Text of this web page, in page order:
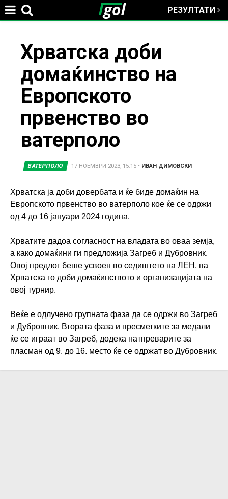
РЕЗУЛТАТИ
YouХрватска доби
домаќинство на
Европското
првенство во
ватерполо
ВАТЕРПОЛО 17 НОЕМВРИ 2023, 15:15 • ИВАН ДИМОВСКИ
Хрватска ја доби довербата и ќе биде домаќин на
Европското првенство во ватерполо кое ќе се одржи
од 4 до 16 јануари 2024 година.
Хрватите дадоа согласност на владата во оваа земја,
а како домаќини ги предложија Загреб и Дубровник.
Овој предлог беше усвоен во седиштето на ЛЕН, па
Хрватска го доби домаќинството и организацијата на
овој турнир.
Веќе е одлучено групната фаза да се одржи во Загреб
и Дубровник. Втората фаза и пресметките за медали
ќе се играат во Загреб, додека натпреварите за
пласман од 9. до 16. место ќе се одржат во Дубровник.